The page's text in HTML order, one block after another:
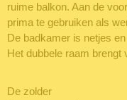
ruime balkon. Aan de
prima te gebruiken als
De badkamer is netjes
Het dubbele raam brengt
De zolder